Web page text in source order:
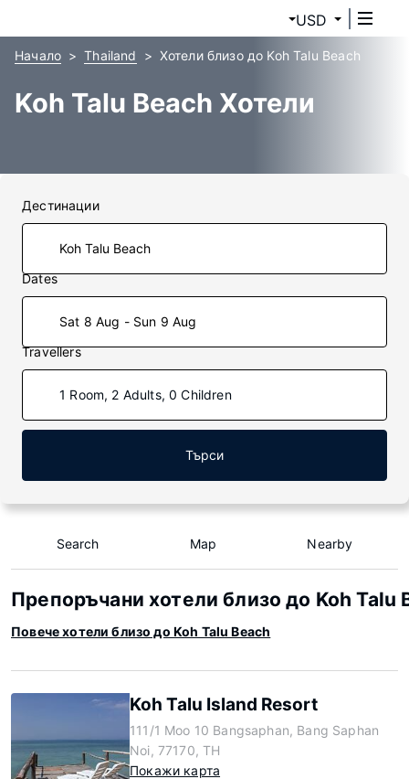
USD
Начало Thailand Хотели близо до Koh Talu Beach
Koh Talu Beach Хотели
Дестинации
Dates
Sat 8 Aug - Sun 9 Aug
Travellers
1 Room, 2 Adults, 0 Children
Търси
Search Map Nearby
Препоръчани хотели близо до Koh Talu
Повече хотели близо до Koh Talu Beach
Koh Talu Island Resort
111/1 Moo 10 Bangsaphan, Bang Saphan
Noi, 77170, TH
Покажи карта